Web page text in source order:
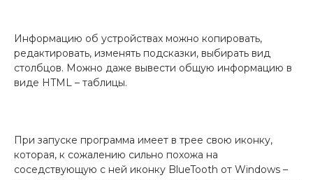
Информацию об устройствах можно копировать,
редактировать, изменять подсказки, выбирать вид
столбцов. Можно даже вывести общую информацию в
виде HTML – таблицы.
При запуске программа имеет в трее свою иконку,
которая, к сожалению сильно похожа на
соседствующую с ней иконку BlueTooth от Windows –